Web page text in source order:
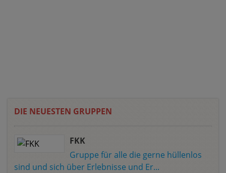
DIE NEUESTEN GRUPPEN
FKK
Gruppe für alle die gerne hüllenlos
sind und sich über Erlebnisse und Er...